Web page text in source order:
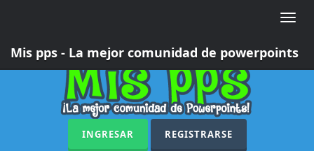
Toggle
Mis pps - La mejor comunidad de powerpoints
INGRESAR REGISTRARSE